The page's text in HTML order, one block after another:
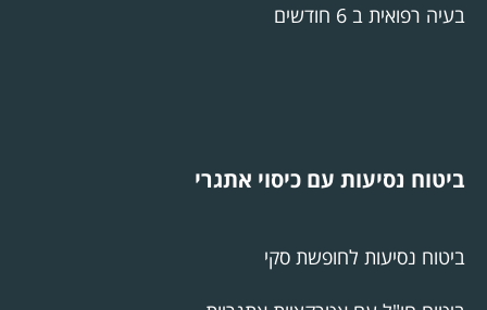
בעיה רפואית ב 6 חודשים
ביטוח נסיעות עם כיסוי אתגרי
ביטוח נסיעות לחופשת סקי